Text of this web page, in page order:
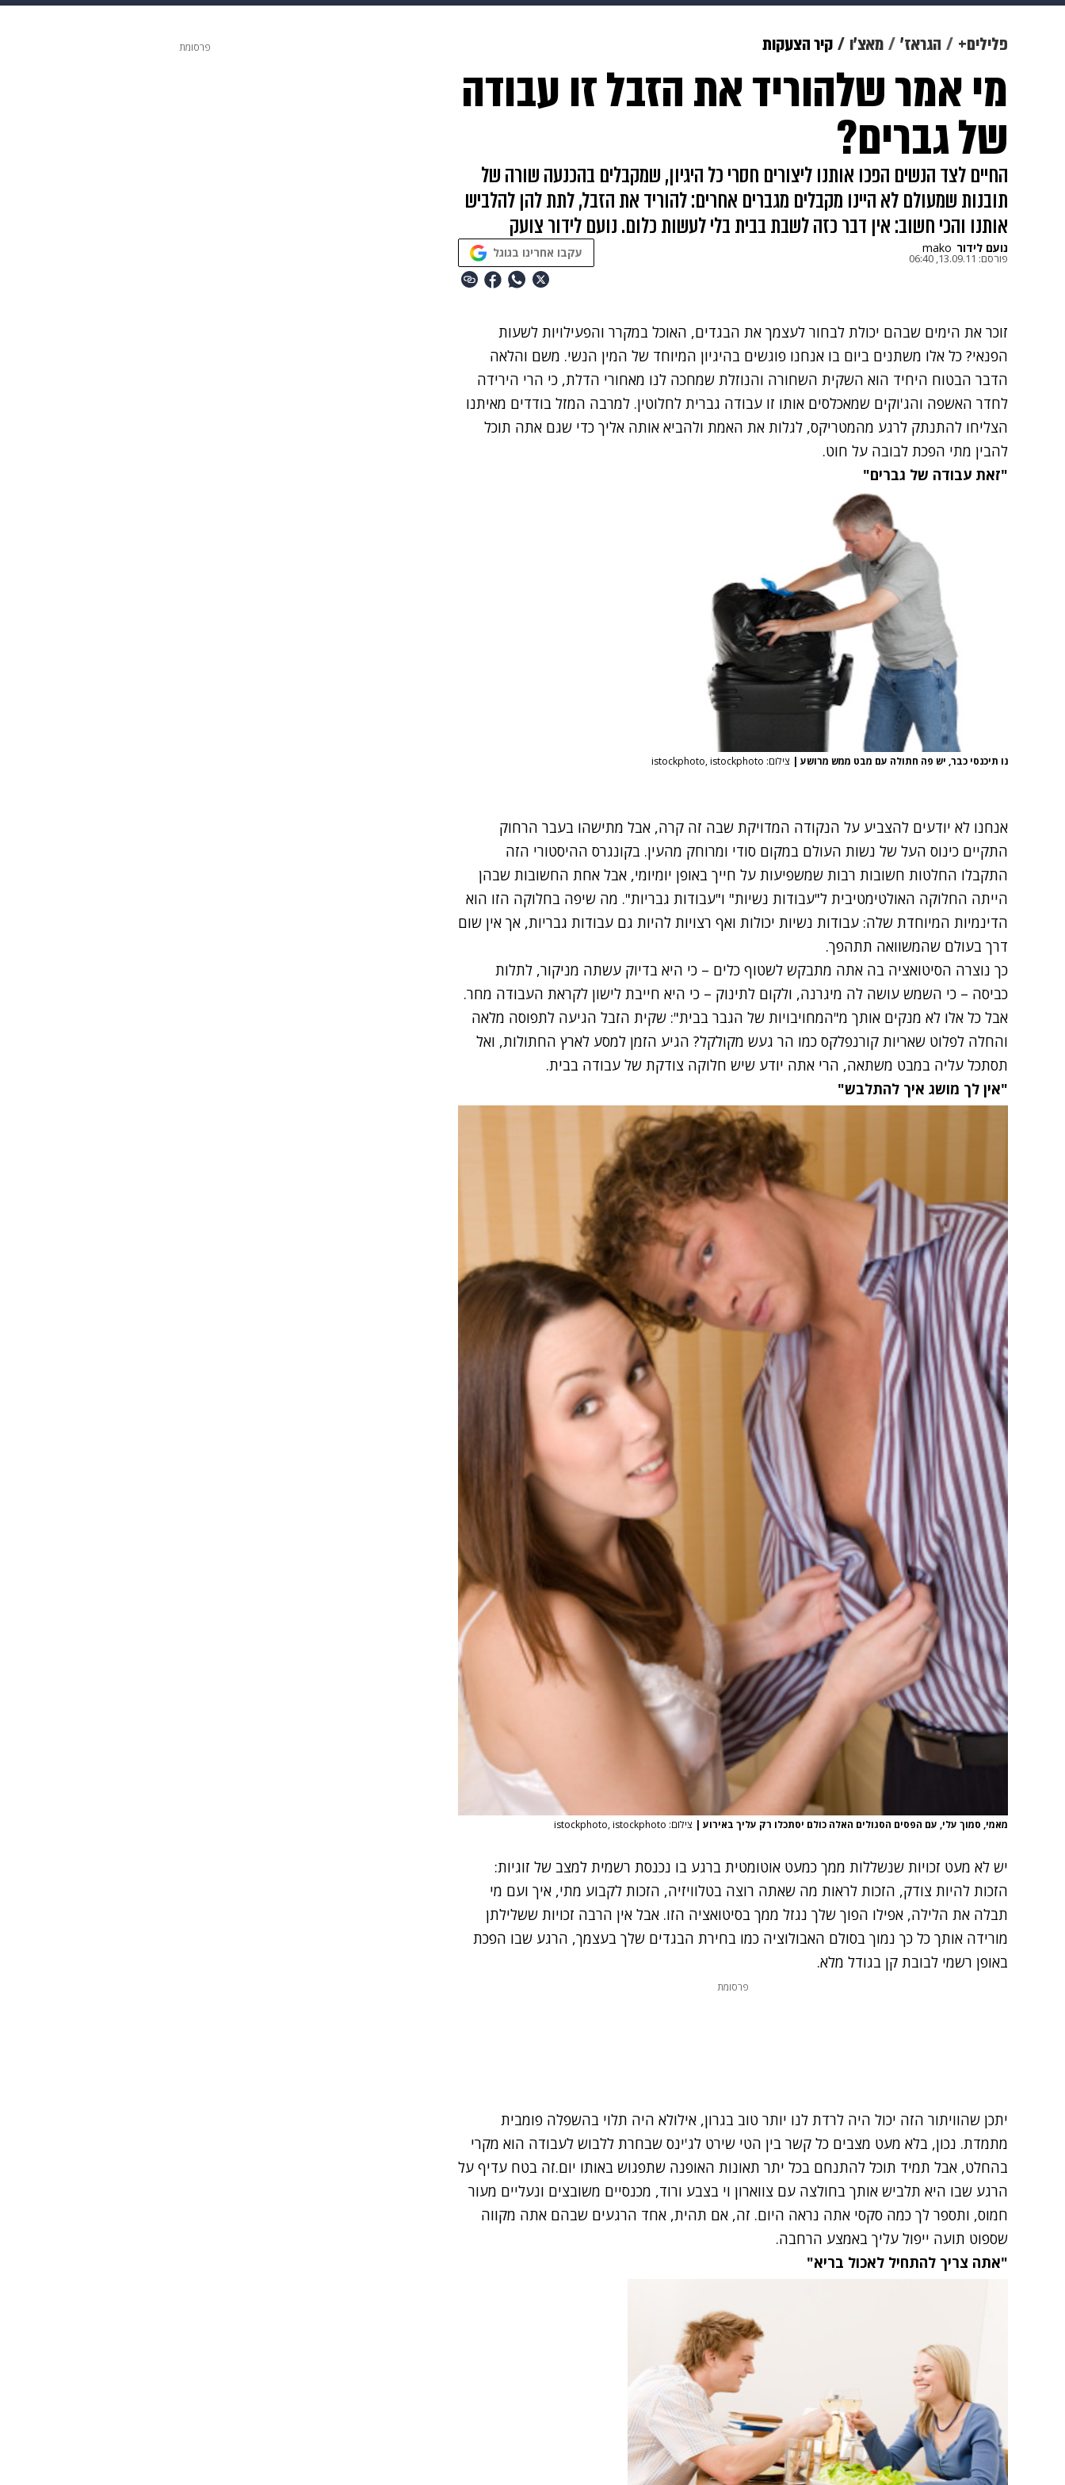
צבא וביטחון makoZ בריאות
ויוה משפט תשעה חודשים מתכונים פרויקטים מיוחדים
פלילים+ הגראז' מאצ'ו קיר הצעקות
מי אמר שלהוריד את הזבל זו עבודה
של גברים?
החיים לצד הנשים הפכו אותנו ליצורים חסרי כל היגיון, שמקבלים בהכנעה שורה של
תובנות שמעולם לא היינו מקבלים מגברים אחרים: להוריד את הזבל, לתת להן להלביש
אותנו והכי חשוב: אין דבר כזה לשבת בבית בלי לעשות כלום. נועם לידור צועק
נועם לידור mako
פורסם: 13.09.11, 06:40 עקבו אחרינו בגוגל
זוכר את הימים שבהם יכולת לבחור לעצמך את הבגדים, האוכל במקרר והפעילויות לשעות
הפנאי? כל אלו משתנים ביום בו אנחנו פוגשים בהיגיון המיוחד של המין הנשי. משם והלאה
הדבר הבטוח היחיד הוא השקית השחורה והנוזלת שמחכה לנו מאחורי הדלת, כי הרי הירידה
לחדר האשפה והג'וקים שמאכלסים אותו זו עבודה גברית לחלוטין. למרבה המזל בודדים מאיתנו
הצליחו להתנתק לרגע מהמטריקס, לגלות את האמת ולהביא אותה אליך כדי שגם אתה תוכל
להבין מתי הפכת לבובה על חוט.
"זאת עבודה של גברים"
נו תיכנסי כבר, יש פה חתולה עם מבט ממש מרושע | צילום: istockphoto, istockphoto
אנחנו לא יודעים להצביע על הנקודה המדויקת שבה זה קרה, אבל מתישהו בעבר הרחוק
התקיים כינוס העל של נשות העולם במקום סודי ומרוחק מהעין. בקונגרס ההיסטורי הזה
התקבלו החלטות חשובות רבות שמשפיעות על חייך באופן יומיומי, אבל אחת החשובות שבהן
הייתה החלוקה האולטימטיבית ל"עבודות נשיות" ו"עבודות גבריות". מה שיפה בחלוקה הזו הוא
הדינמיות המיוחדת שלה: עבודות נשיות יכולות ואף רצויות להיות גם עבודות גבריות, אך אין שום
דרך בעולם שהמשוואה תתהפך.
כך נוצרה הסיטואציה בה אתה מתבקש לשטוף כלים – כי היא בדיוק עשתה מניקור, לתלות
כביסה – כי השמש עושה לה מיגרנה, ולקום לתינוק – כי היא חייבת לישון לקראת העבודה מחר.
אבל כל אלו לא מנקים אותך מ"המחויבויות של הגבר בבית": שקית הזבל הגיעה לתפוסה מלאה
והחלה לפלוט שאריות קורנפלקס כמו הר געש מקולקל? הגיע הזמן למסע לארץ החתולות, ואל
תסתכל עליה במבט משתאה, הרי אתה יודע שיש חלוקה צודקת של עבודה בבית.
"אין לך מושג איך להתלבש"
מאמי, סמוך עלי, עם הפסים הסגולים האלה כולם יסתכלו רק עליך באירוע | צילום: istockphoto, istockphoto
יש לא מעט זכויות שנשללות ממך כמעט אוטומטית ברגע בו נכנסת רשמית למצב של זוגיות:
הזכות להיות צודק, הזכות לראות מה שאתה רוצה בטלוויזיה, הזכות לקבוע מתי, איך ועם מי
תבלה את הלילה, אפילו הפוך שלך נגזל ממך בסיטואציה הזו. אבל אין הרבה זכויות ששלילתן
מורידה אותך כל כך נמוך בסולם האבולוציה כמו בחירת הבגדים שלך בעצמך, הרגע שבו הפכת
באופן רשמי לבובת קן בגודל מלא.
פרסומת
יתכן שהוויתור הזה יכול היה לרדת לנו יותר טוב בגרון, אילולא היה תלוי בהשפלה פומבית
מתמדת. נכון, בלא מעט מצבים כל קשר בין הטי שירט לג'ינס שבחרת ללבוש לעבודה הוא מקרי
בהחלט, אבל תמיד תוכל להתנחם בכל יתר תאונות האופנה שתפגוש באותו יום.זה בטח עדיף על
הרגע שבו היא תלביש אותך בחולצה עם צווארון וי בצבע ורוד, מכנסיים משובצים ונעליים מעור
חמוס, ותספר לך כמה סקסי אתה נראה היום. זה, אם תהית, אחד הרגעים שבהם אתה מקווה
שספוט תועה ייפול עליך באמצע הרחבה.
"אתה צריך להתחיל לאכול בריא"
פרסומת